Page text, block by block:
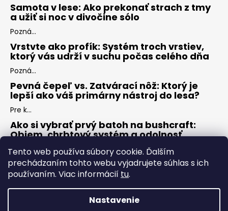
Tento web používa súbory cookie. Ďalším
prechádzaním tohto webu vyjadrujete súhlas s ich
používaním. Viac informácií tu.
Nastavenie
Samota v lese: Ako prekonať strach z tmy
a užiť si noc v divočine sólo
Pozná...
Vrstvte ako profík: Systém troch vrstiev,
ktorý vás udrží v suchu počas celého dňa
Pozná...
Pevná čepeľ vs. Zatvárací nôž: Ktorý je
lepší ako váš primárny nástroj do lesa?
Pre k...
Ako si vybrať prvý batoh na bushcraft:
Objem, chrbtový systém a odolnosť
Keď s...
ARCHÍV